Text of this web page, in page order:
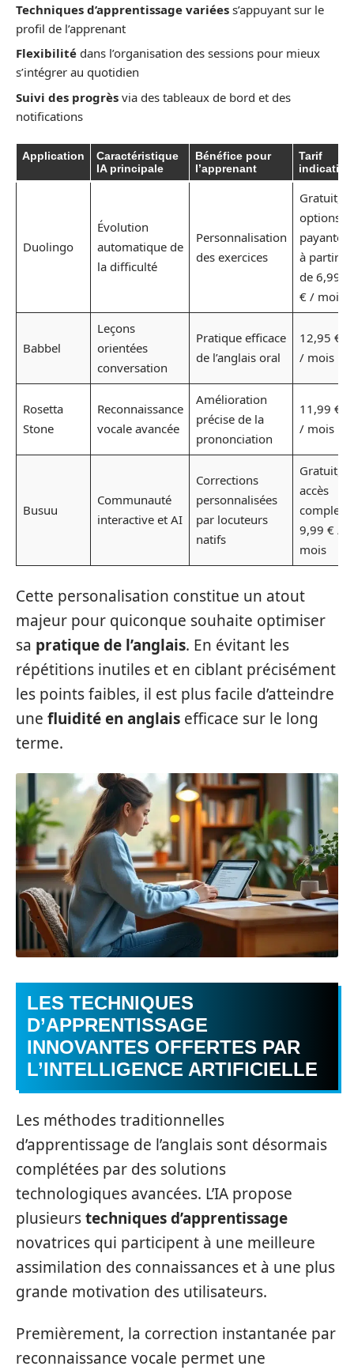
Techniques d’apprentissage variées s’appuyant sur le
profil de l’apprenant
Flexibilité dans l’organisation des sessions pour mieux
s’intégrer au quotidien
Suivi des progrès via des tableaux de bord et des
notifications
Application
Caractéristique
IA principale
Bénéfice pour
l’apprenant
Tarif
indicatif
Duolingo
Évolution
automatique de
la difficulté
Personnalisation
des exercices
Gratuit,
options
payantes
à partir
de 6,99
€ / mois
Babbel
Leçons
orientées
conversation
Pratique efficace
de l’anglais oral
12,95 €
/ mois
Rosetta
Stone
Reconnaissance
vocale avancée
Amélioration
précise de la
prononciation
11,99 €
/ mois
Busuu
Communauté
interactive et AI
Corrections
personnalisées
par locuteurs
natifs
Gratuit,
accès
complet
9,99 € /
mois
Cette personalisation constitue un atout
majeur pour quiconque souhaite optimiser
sa pratique de l’anglais. En évitant les
répétitions inutiles et en ciblant précisément
les points faibles, il est plus facile d’atteindre
une fluidité en anglais efficace sur le long
terme.
LES TECHNIQUES
D’APPRENTISSAGE
INNOVANTES OFFERTES PAR
L’INTELLIGENCE ARTIFICIELLE
Les méthodes traditionnelles
d’apprentissage de l’anglais sont désormais
complétées par des solutions
technologiques avancées. L’IA propose
plusieurstechniques d’apprentissage
novatrices qui participent à une meilleure
assimilation des connaissances et à une plus
grande motivation des utilisateurs.
Premièrement, la correction instantanée par
reconnaissance vocale permet une